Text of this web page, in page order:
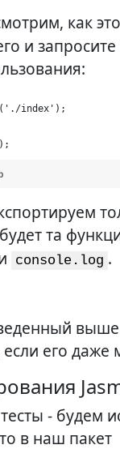
как
и
index');
будет та
console.log .
его даже
- будем
в наш пакет